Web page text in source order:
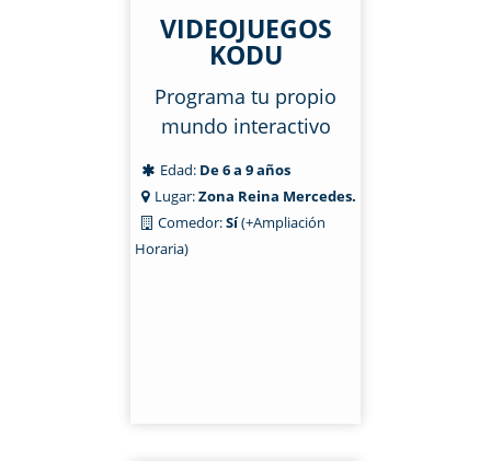
VIDEOJUEGOS
KODU
Programa tu propio
mundo interactivo
Edad: De 6 a 9 años
Lugar:Zona Reina Mercedes.
Comedor:Sí(+Ampliación
Horaria)